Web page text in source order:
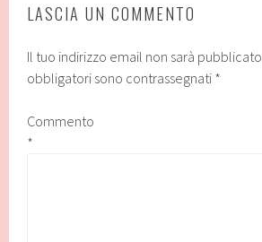
LASCIA UN COMMENTO
Il tuo indirizzo email non sarà pubblicato.
obbligatori sono contrassegnati *
Commento
*